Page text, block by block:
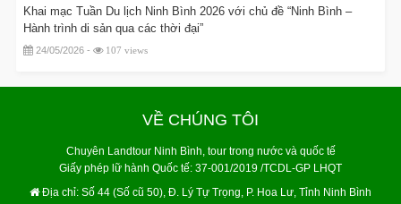
Khai mạc Tuần Du lịch Ninh Bình 2026 với chủ đề “Ninh Bình –
Hành trình di sản qua các thời đại”
24/05/2026 - 107 views
VỀ CHÚNG TÔI
Chuyên Landtour Ninh Bình, tour trong nước và quốc tế
Giấy phép lữ hành Quốc tế: 37-001/2019 /TCDL-GP LHQT
Địa chỉ: Số 44 (Số cũ 50), Đ. Lý Tự Trọng, P. Hoa Lư, Tỉnh Ninh Bình